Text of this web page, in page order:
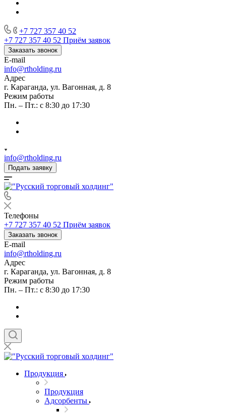
+7 727 357 40 52
+7 727 357 40 52 Приём заявок
Заказать звонок
E-mail
info@rtholding.ru
Адрес
г. Караганда, ул. Вагонная, д. 8
Режим работы
Пн. – Пт.: с 8:30 до 17:30
info@rtholding.ru
Подать заявку
Телефоны
+7 727 357 40 52 Приём заявок
Заказать звонок
E-mail
info@rtholding.ru
Адрес
г. Караганда, ул. Вагонная, д. 8
Режим работы
Пн. – Пт.: с 8:30 до 17:30
Продукция
Продукция
Адсорбенты